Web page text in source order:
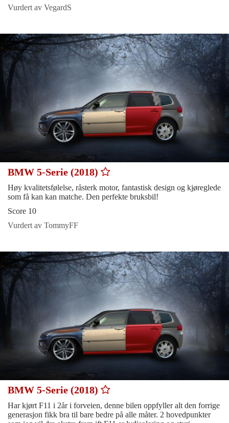
Vurdert av VegardS
BMW 5-Serie (2018)
Høy kvalitetsfølelse, råsterk motor, fantastisk design og kjøreglede
som få kan kan matche. Den perfekte bruksbil!
Score 10
Vurdert av TommyFF
BMW 5-Serie (2018)
Har kjørt F11 i 2år i forveien, denne bilen oppfyller alt den forrige
generasjon fikk bra til bare bedre på alle måter. 2 hovedpunkter